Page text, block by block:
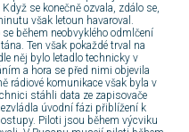
15:00 ZPRÁVY
Zprávy v 16
15:30 ZPRÁVY
Zprávy
se konečně ozvala, zdálo se,
však letoun havaroval.
během neobvyklého odmlčení
Ten však pokaždé trval na
něj bylo letadlo technicky v
a hora se před nimi objevila
rádiové komunikace však byla v
stáhli data ze zapisovače
úvodní fázi přiblížení k
Piloti jsou během výcviku